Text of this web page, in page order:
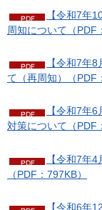
【令和7年
周知について（PDF
【令和7年
て（再周知）（PDF
【令和7年
対策について（PDF
【令和7年
（PDF：797KB）
【令和6年